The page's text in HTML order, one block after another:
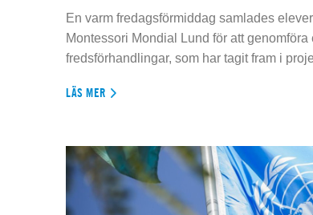
En varm fredagsförmiddag samlades
Montessori Mondial Lund för att
fredsförhandlingar, som har tagit fram i
LÄS MER